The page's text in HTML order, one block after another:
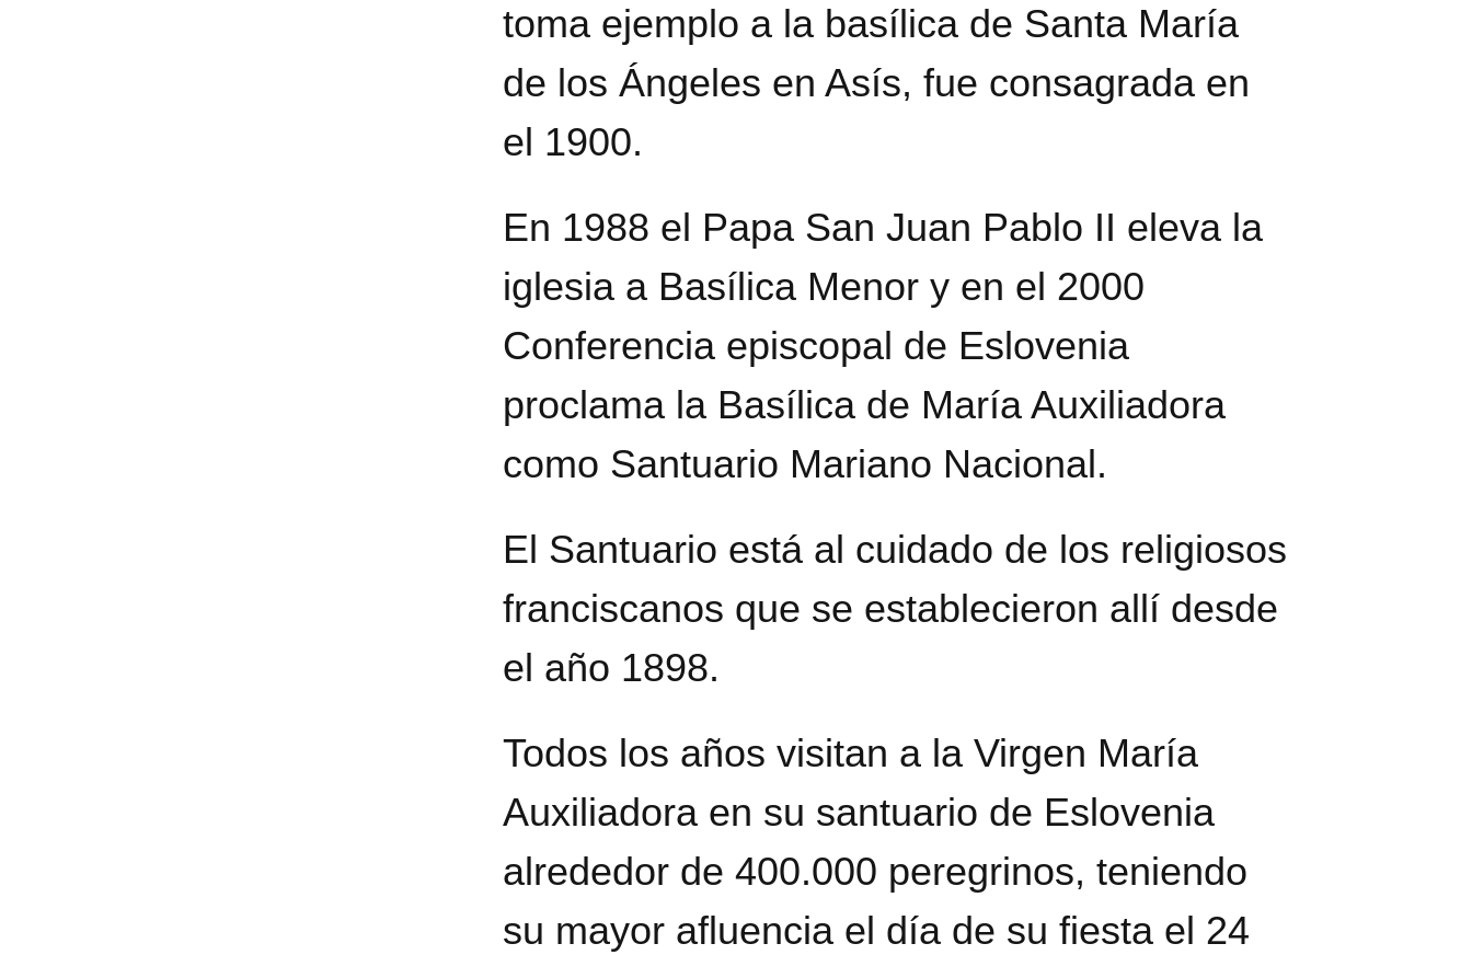
toma ejemplo a la basílica de Santa María
de los Ángeles en Asís, fue consagrada en
el 1900.
En 1988 el Papa San Juan Pablo II eleva la
iglesia a Basílica Menor y en el 2000
Conferencia episcopal de Eslovenia
proclama la Basílica de María Auxiliadora
como Santuario Mariano Nacional.
El Santuario está al cuidado de los religiosos
franciscanos que se establecieron allí desde
el año 1898.
Todos los años visitan a la Virgen María
Auxiliadora en su santuario de Eslovenia
alrededor de 400.000 peregrinos, teniendo
su mayor afluencia el día de su fiesta el 24